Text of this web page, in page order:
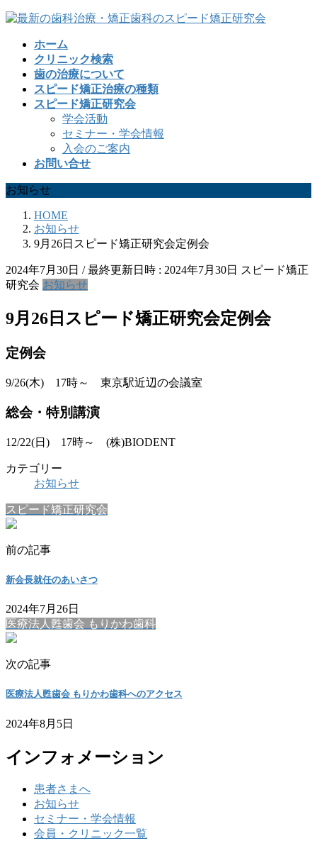
コ
ナ
ホーム
クリニック検索
歯の治療について
スピード矯正治療の種類
スピード矯正研究会
学会活動
セミナー・学会情報
入会のご案内
お問い合せ
お知らせ
HOME
お知らせ
9月26日スピード矯正研究会定例会
2024年7月30日 / 最終更新日時 : 2024年7月30日 スピード矯正
研究会 お知らせ
9月26日スピード矯正研究会定例会
定例会
9/26(木) 17時～ 東京駅近辺の会議室
総会・特別講演
12/22(日) 17時～ (株)BIODENT
カテゴリー
お知らせ
スピード矯正研究会
前の記事
新会長就任のあいさつ
2024年7月26日
医療法人甦歯会 もりかわ歯科
次の記事
医療法人甦歯会 もりかわ歯科へのアクセス
2024年8月5日
インフォメーション
患者さまへ
お知らせ
セミナー・学会情報
会員・クリニック一覧